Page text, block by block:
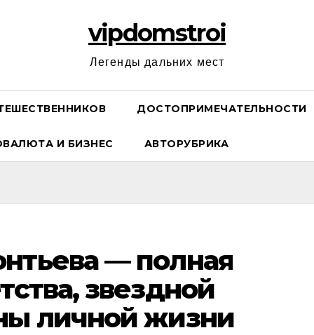
vipdomstroi
Легенды дальних мест
ДОСТОПРИМЕЧАТЕЛЬНОСТИ
И БИЗНЕС АВТОРУБРИКА
— полная
звездной
личной жизни